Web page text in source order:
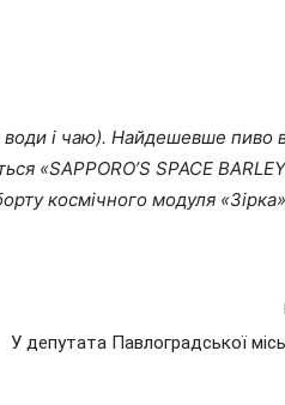
води і чаю). Найдешевше пиво
«SAPPORO’S SPACE
космічного модуля
У депутата Павлоградської